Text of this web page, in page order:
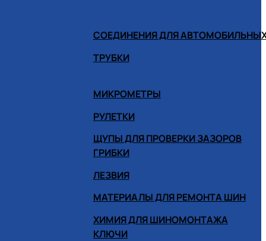
СОЕДИНЕНИЯ ДЛЯ
ТРУБКИ
МИКРОМЕТРЫ
РУЛЕТКИ
ЩУПЫ ДЛЯ ПРОВЕРКИ ЗАЗОРОВ
ГРИБКИ
ЛЕЗВИЯ
МАТЕРИАЛЫ ДЛЯ РЕМОНТА ШИН
ХИМИЯ ДЛЯ ШИНОМОНТАЖА
КЛЮЧИ